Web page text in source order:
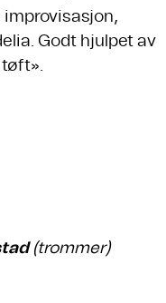
improvisasjon,
Godt hjulpet av
tøft».
(trommer)